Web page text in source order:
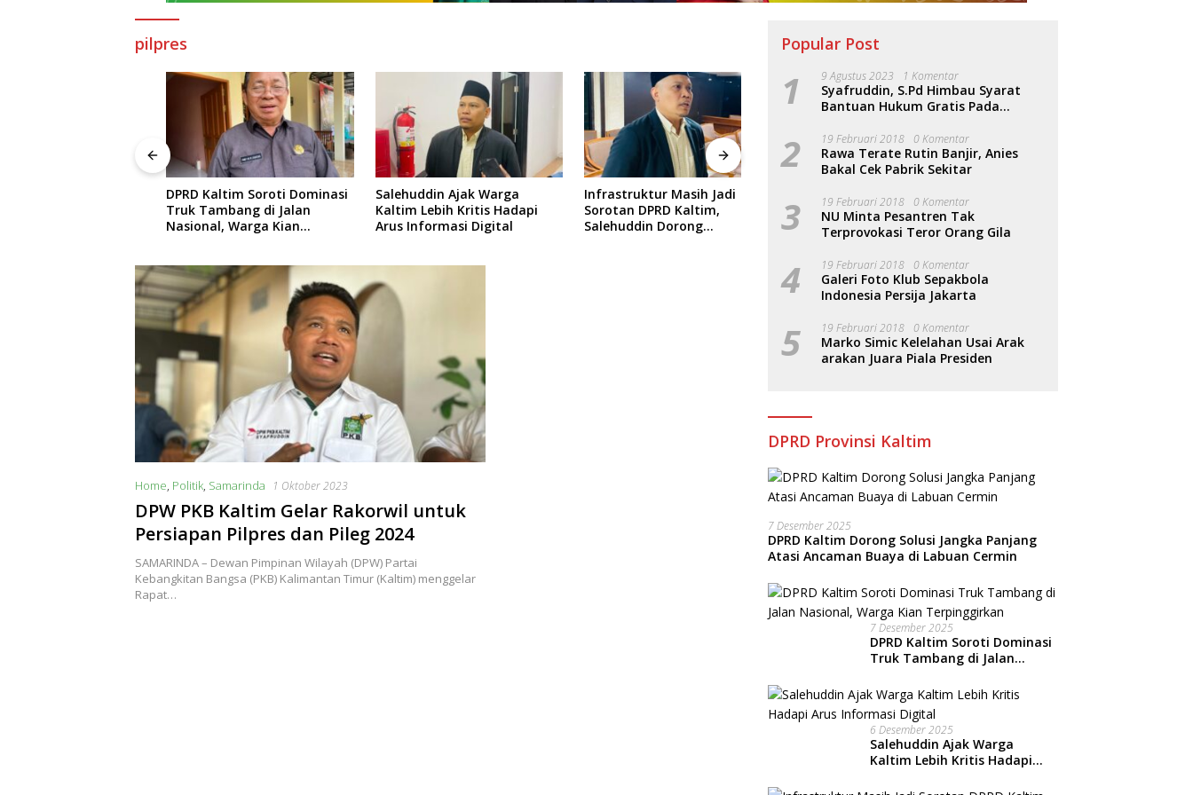
pilpres
DPRD Kaltim Soroti Dominasi
Truk Tambang di Jalan
Nasional, Warga Kian
Salehuddin Ajak Warga
Kaltim Lebih Kritis Hadapi
Arus Informasi Digital
Infrastruktur Masih Jadi
Sorotan DPRD Kaltim,
Salehuddin Dorong
Jelang Akhir 2025, DPRD
Kaltim Perketat Pengawasan
Proyek Infrastruktur
Penertiban Legalitas Labor
Suplai Demi Perlindungan
Pekerja
Home, Politik, Samarinda 1 Oktober 2023
DPW PKB Kaltim Gelar Rakorwil untuk
Persiapan Pilpres dan Pileg 2024
SAMARINDA – Dewan Pimpinan Wilayah (DPW) Partai
Kebangkitan Bangsa (PKB) Kalimantan Timur (Kaltim) menggelar
Rapat…
Popular Post
1 9 Agustus 2023 1 Komentar
Syafruddin, S.Pd Himbau Syarat
Bantuan Hukum Gratis Pada
2 19 Februari 2018 0 Komentar
Rawa Terate Rutin Banjir, Anies
Bakal Cek Pabrik Sekitar
3 19 Februari 2018 0 Komentar
NU Minta Pesantren Tak
Terprovokasi Teror Orang Gila
4 19 Februari 2018 0 Komentar
Galeri Foto Klub Sepakbola
Indonesia Persija Jakarta
5 19 Februari 2018 0 Komentar
Marko Simic Kelelahan Usai Arak
arakan Juara Piala Presiden
DPRD Provinsi Kaltim
7 Desember 2025
DPRD Kaltim Dorong Solusi Jangka Panjang
Atasi Ancaman Buaya di Labuan Cermin
7 Desember 2025
DPRD Kaltim Soroti Dominasi
Truk Tambang di Jalan
Terpinggirkan
6 Desember 2025
Salehuddin Ajak Warga
Kaltim Lebih Kritis Hadapi